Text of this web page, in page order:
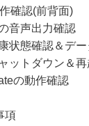
確認(前背面)
音声出力確認
状態確認＆デ
ットダウン＆
の動作確認
項